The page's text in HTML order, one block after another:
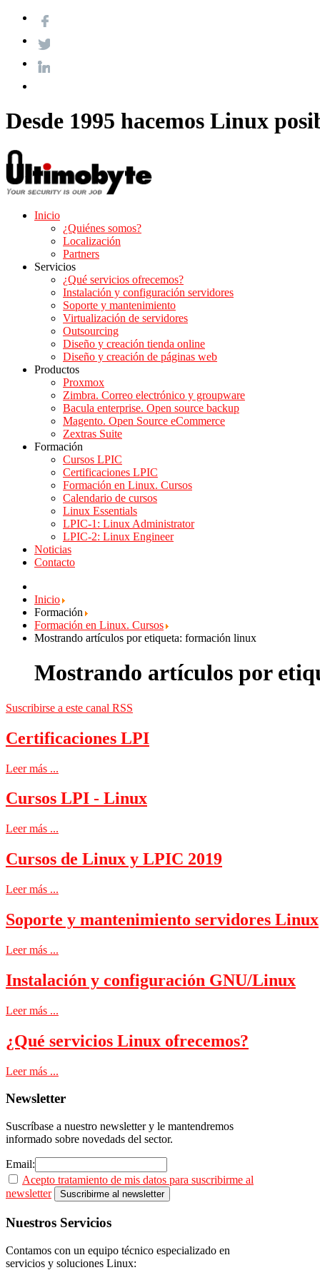
Desde 1995 hacemos Linux
Inicio
¿Quiénes somos?
Localización
Partners
Servicios
¿Qué servicios ofrecemos?
Instalación y configuración servidores
Soporte y mantenimiento
Virtualización de servidores
Outsourcing
Diseño y creación tienda online
Diseño y creación de páginas web
Productos
Proxmox
Zimbra. Correo electrónico y groupware
Bacula enterprise. Open source backup
Magento. Open Source eCommerce
Zextras Suite
Formación
Cursos LPIC
Certificaciones LPIC
Formación en Linux. Cursos
Calendario de cursos
Linux Essentials
LPIC-1: Linux Administrator
LPIC-2: Linux Engineer
Noticias
Contacto
Inicio
Formación
Formación en Linux. Cursos
Mostrando artículos por etiqueta: formación linux
Mostrando artículos por
Suscribirse a este canal RSS
Certificaciones LPI
Leer más ...
Cursos LPI - Linux
Leer más ...
Cursos de Linux y LPIC 2019
Leer más ...
Soporte y mantenimiento servidores Linux
Leer más ...
Instalación y configuración GNU/Linux
Leer más ...
¿Qué servicios Linux ofrecemos?
Leer más ...
Newsletter
Suscríbase a nuestro newsletter y le mantendremos
informado sobre novedads del sector.
Email:
Acepto tratamiento de mis datos para suscribirme al
newsletter
Nuestros Servicios
Contamos con un equipo técnico especializado en
servicios y soluciones Linux: